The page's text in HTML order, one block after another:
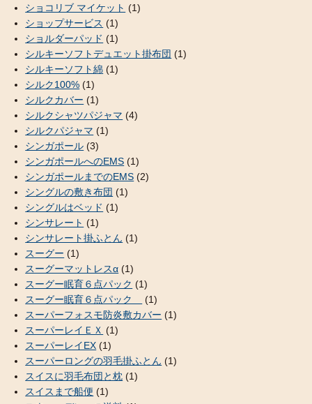
ショコリブ マイケット (1)
ショップサービス (1)
ショルダーパッド (1)
シルキーソフトデュエット掛布団 (1)
シルキーソフト綿 (1)
シルク100% (1)
シルクカバー (1)
シルクシャツパジャマ (4)
シルクパジャマ (1)
シンガポール (3)
シンガポールへのEMS (1)
シンガポールまでのEMS (2)
シングルの敷き布団 (1)
シングルはベッド (1)
シンサレート (1)
シンサレート掛ふとん (1)
スーグー (1)
スーグーマットレスα (1)
スーグー眠育６点パック (1)
スーグー眠育６点パック
(1)
スーパーフォスモ防炎敷カバー (1)
スーパーレイＥＸ (1)
スーパーレイEX (1)
スーパーロングの羽毛掛ふとん (1)
スイスに羽毛布団と枕 (1)
スイスまで船便 (1)